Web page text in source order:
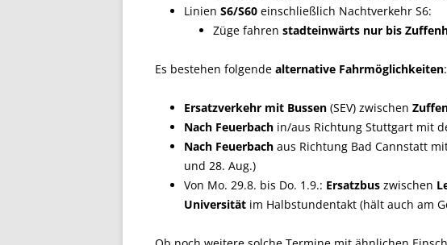
Linien S6/S60 einschließlich Nachtverkehr S6:
Züge fahren stadteinwärts nur bis
Es bestehen folgende alternative Fahrmöglichkeiten:
Ersatzverkehr mit Bussen (SEV) zwischen
Nach Feuerbach in/aus Richtung Stuttgart mit
Nach Feuerbach aus Richtung Bad Cannstatt
und 28. Aug.)
Von Mo. 29.8. bis Do. 1.9.: Ersatzbus zwischen
Universität im Halbstundentakt (hält auch am